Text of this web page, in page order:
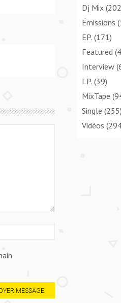
Dj Mix
Émissions
EP. (171)
Featured
Interview
LP. (39)
MixTape
Single (255)
Vidéos